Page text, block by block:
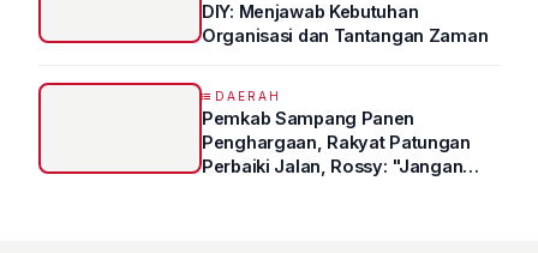
DIY: Menjawab Kebutuhan
Organisasi dan Tantangan Zaman
DAERAH
Pemkab Sampang Panen
Penghargaan, Rakyat Patungan
Perbaiki Jalan, Rossy: "Jangan